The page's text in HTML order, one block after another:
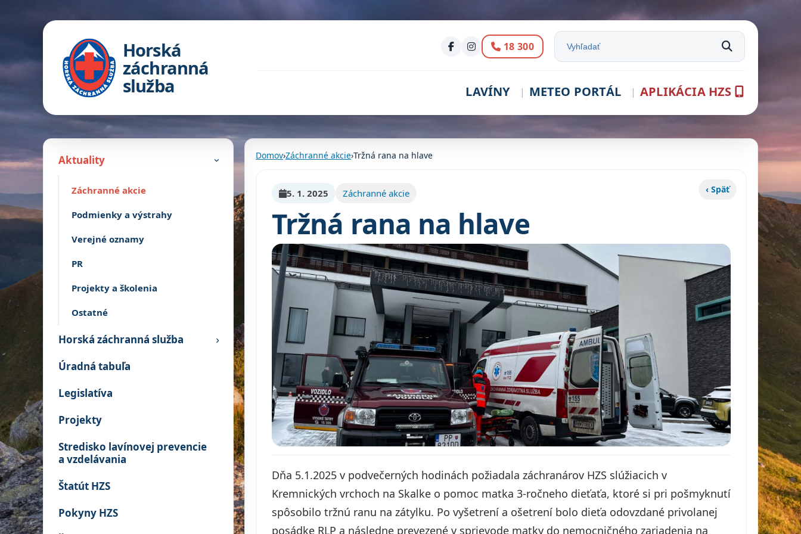
Horská
záchranná
služba
Volanie:
18 300 Vyhľadať na stránke
LAVÍNY METEO PORTÁL APLIKÁCIA HZS
Aktuality ›
Záchranné akcie
Podmienky a výstrahy
Verejné oznamy
PR
Projekty a školenia
Ostatné
Horská záchranná služba ›
Úradná tabuľa
Legislatíva
Projekty
Stredisko lavínovej prevencie
a vzdelávania
Štatút HZS
Pokyny HZS
Domov›Záchranné akcie›Tržná rana na hlave
‹ Späť
5. 1. 2025 Záchranné akcie
Tržná rana na hlave
Dňa 5.1.2025 v podvečerných hodinách požiadala záchranárov HZS slúžiacich v
Kremnických vrchoch na Skalke o pomoc matka 3-ročneho dieťaťa, ktoré si pri pošmyknutí
spôsobilo tržnú ranu na zátylku. Po vyšetrení a ošetrení bolo dieťa odovzdané privolanej
posádke RLP a následne prevezené v sprievode matky do nemocničného zariadenia na